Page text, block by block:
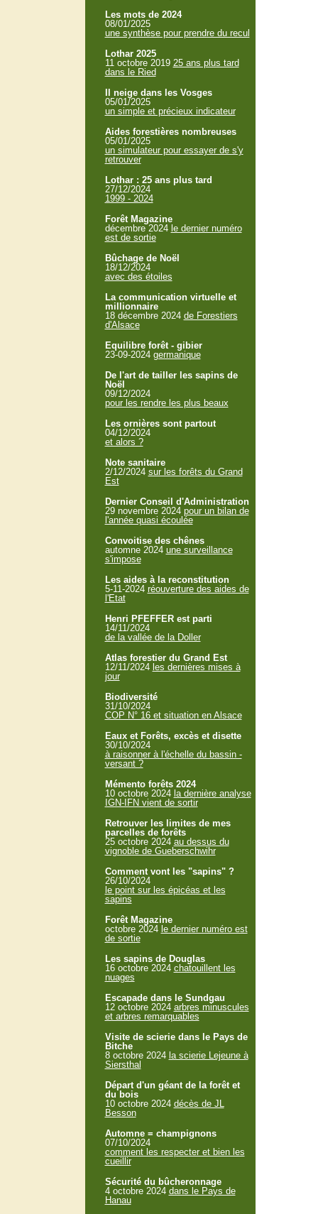
Les mots de 2024
08/01/2025
une synthèse pour prendre du recul
Lothar 2025
11 octobre 2019 25 ans plus tard
dans le Ried
Il neige dans les Vosges
05/01/2025
un simple et précieux indicateur
Aides forestières nombreuses
05/01/2025
un simulateur pour essayer de s'y
retrouver
Lothar : 25 ans plus tard
27/12/2024
1999 - 2024
Forêt Magazine
décembre 2024 le dernier numéro
est de sortie
Bûchage de Noël
18/12/2024
avec des étoiles
La communication virtuelle et
millionnaire
18 décembre 2024 de Forestiers
d'Alsace
Equilibre forêt - gibier
23-09-2024 germanique
De l'art de tailler les sapins de
Noël
09/12/2024
pour les rendre les plus beaux
Les ornières sont partout
04/12/2024
et alors ?
Note sanitaire
2/12/2024 sur les forêts du Grand
Est
Dernier Conseil d'Administration
29 novembre 2024 pour un bilan de
l'année quasi écoulée
Convoitise des chênes
automne 2024 une surveillance
s'impose
Les aides à la reconstitution
5-11-2024 réouverture des aides de
l'Etat
Henri PFEFFER est parti
14/11/2024
de la vallée de la Doller
Atlas forestier du Grand Est
12/11/2024 les dernières mises à
jour
Biodiversité
31/10/2024
COP N° 16 et situation en Alsace
Eaux et Forêts, excès et disette
30/10/2024
à raisonner à l'échelle du bassin -
versant ?
Mémento forêts 2024
10 octobre 2024 la dernière analyse
IGN-IFN vient de sortir
Retrouver les limites de mes
parcelles de forêts
25 octobre 2024 au dessus du
vignoble de Gueberschwihr
Comment vont les "sapins" ?
26/10/2024
le point sur les épicéas et les
sapins
Forêt Magazine
octobre 2024 le dernier numéro est
de sortie
Les sapins de Douglas
16 octobre 2024 chatouillent les
nuages
Escapade dans le Sundgau
12 octobre 2024 arbres minuscules
et arbres remarquables
Visite de scierie dans le Pays de
Bitche
8 octobre 2024 la scierie Lejeune à
Siersthal
Départ d'un géant de la forêt et
du bois
10 octobre 2024 décès de JL
Besson
Automne = champignons
07/10/2024
comment les respecter et bien les
cueillir
Sécurité du bûcheronnage
4 octobre 2024 dans le Pays de
Hanau